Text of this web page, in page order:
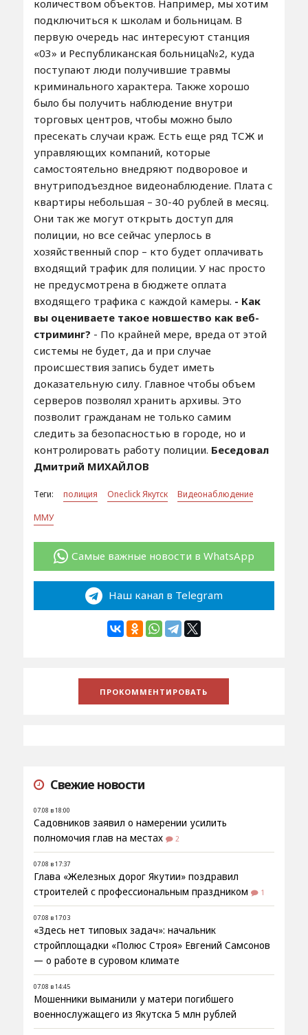
количеством объектов. Например, мы хотим
подключиться к школам и больницам. В
первую очередь нас интересуют станция
«03» и Республиканская больница№2, куда
поступают люди получившие травмы
криминального характера. Также хорошо
было бы получить наблюдение внутри
торговых центров, чтобы можно было
пресекать случаи краж. Есть еще ряд ТСЖ и
управляющих компаний, которые
самостоятельно внедряют подворовое и
внутриподъездное видеонаблюдение. Плата с
квартиры небольшая – 30-40 рублей в месяц.
Они так же могут открыть доступ для
полиции, но все сейчас уперлось в
хозяйственный спор – кто будет оплачивать
входящий трафик для полиции. У нас просто
не предусмотрена в бюджете оплата
входящего трафика с каждой камеры. - Как
вы оцениваете такое новшество как веб-
стриминг? - По крайней мере, вреда от этой
системы не будет, да и при случае
происшествия запись будет иметь
доказательную силу. Главное чтобы объем
серверов позволял хранить архивы. Это
позволит гражданам не только самим
следить за безопасностью в городе, но и
контролировать работу полиции. Беседовал
Дмитрий МИХАЙЛОВ
Теги: полиция Oneclick Якутск
Видеонаблюдение
ММУ
Самые важные новости в WhatsApp
Наш канал в Telegram
Свежие новости
07.08 в 18:00
Садовников заявил о намерении усилить
полномочия глав на местах
2
07.08 в 17:37
Глава «Железных дорог Якутии» поздравил
строителей с профессиональным праздником
1
07.08 в 17:03
«Здесь нет типовых задач»: начальник
стройплощадки «Полюс Строя» Евгений Самсонов
— о работе в суровом климате
07.08 в 14:45
Мошенники выманили у матери погибшего
военнослужащего из Якутска 5 млн рублей